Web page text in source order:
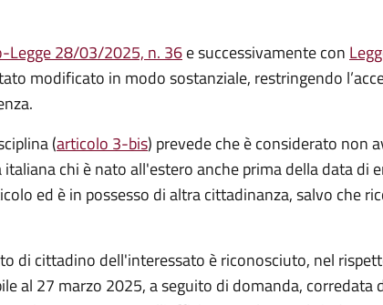
Legge 28/03/2025, n. 36e successivamente con
modificato in modo sostanziale, restringendo
(articolo 3-bis) prevede cheèconsiderato non
chi è nato all'estero anche prima della data di
ed è in possesso di altra cittadinanza, salvo che
di cittadino dell'interessato è riconosciuto, nel
al 27 marzo 2025, a seguito di domanda, corredata